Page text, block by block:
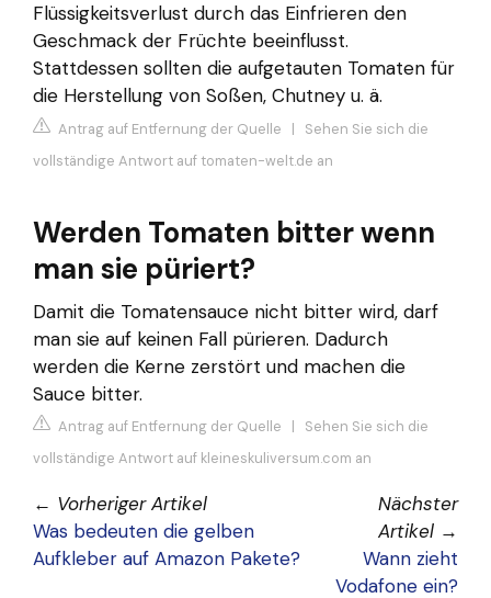
Flüssigkeitsverlust durch das Einfrieren den
Geschmack der Früchte beeinflusst.
Stattdessen sollten die aufgetauten Tomaten für
die Herstellung von Soßen, Chutney u. ä.
Antrag auf Entfernung der Quelle | Sehen Sie sich die
vollständige Antwort auf tomaten-welt.de an
Werden Tomaten bitter wenn
man sie püriert?
Damit die Tomatensauce nicht bitter wird, darf
man sie auf keinen Fall pürieren. Dadurch
werden die Kerne zerstört und machen die
Sauce bitter.
Antrag auf Entfernung der Quelle | Sehen Sie sich die
vollständige Antwort auf kleineskuliversum.com an
← Vorheriger Artikel
Was bedeuten die gelben
Aufkleber auf Amazon Pakete?
Nächster
Artikel →
Wann zieht
Vodafone ein?